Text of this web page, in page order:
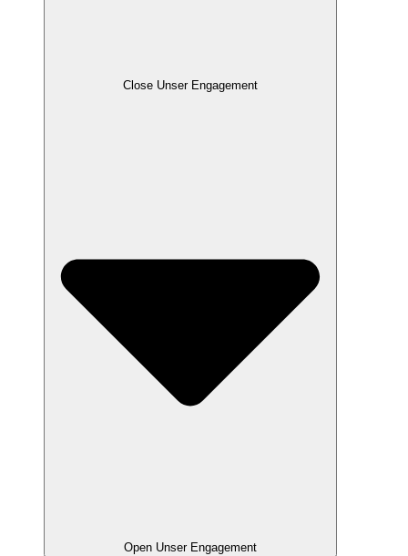
Close Unser Engagement
Open Unser Engagement